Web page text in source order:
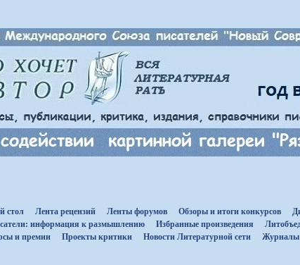
стол Лента рецензий Ленты форумов Обзоры и итоги конкурсов
информация к размышлению Избранные произведения
и премии Проекты критики Новости Литературной сети Журналы